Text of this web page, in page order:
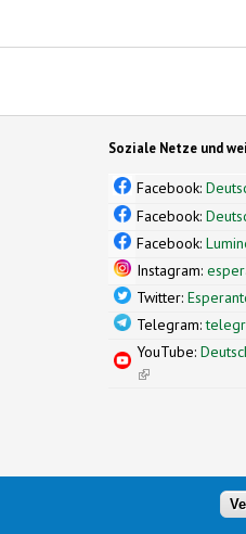
Soziale Netze und
Facebook:
Facebook:
Facebook:
Instagram:
Twitter:
Telegram:
YouTube:
(link is external)
Simple